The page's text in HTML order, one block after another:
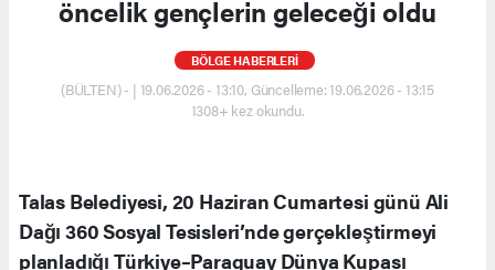
öncelik gençlerin geleceği oldu
BÖLGE HABERLERİ
(BÜLTEN) - | 19.06.2026 - 13:10, Güncelleme: 19.06.2026 - 13:15
1308+ kez okundu.
Talas Belediyesi, 20 Haziran Cumartesi günü Ali
Dağı 360 Sosyal Tesisleri’nde gerçekleştirmeyi
planladığı Türkiye–Paraguay Dünya Kupası